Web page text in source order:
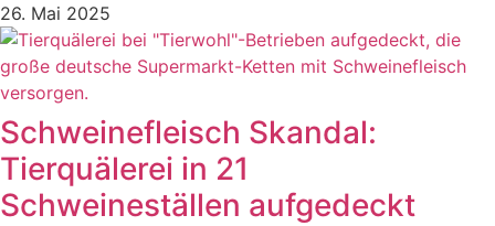
26. Mai 2025
Schweinefleisch Skandal:
Tierquälerei in 21
Schweineställen aufgedeckt